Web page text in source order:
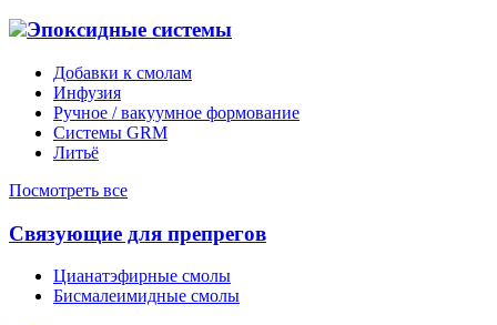
Эпоксидные системы
Добавки к смолам
Инфузия
Ручное / вакуумное формование
Системы GRM
Литьё
Посмотреть все
Связующие для препрегов
Цианатэфирные смолы
Бисмалеимидные смолы